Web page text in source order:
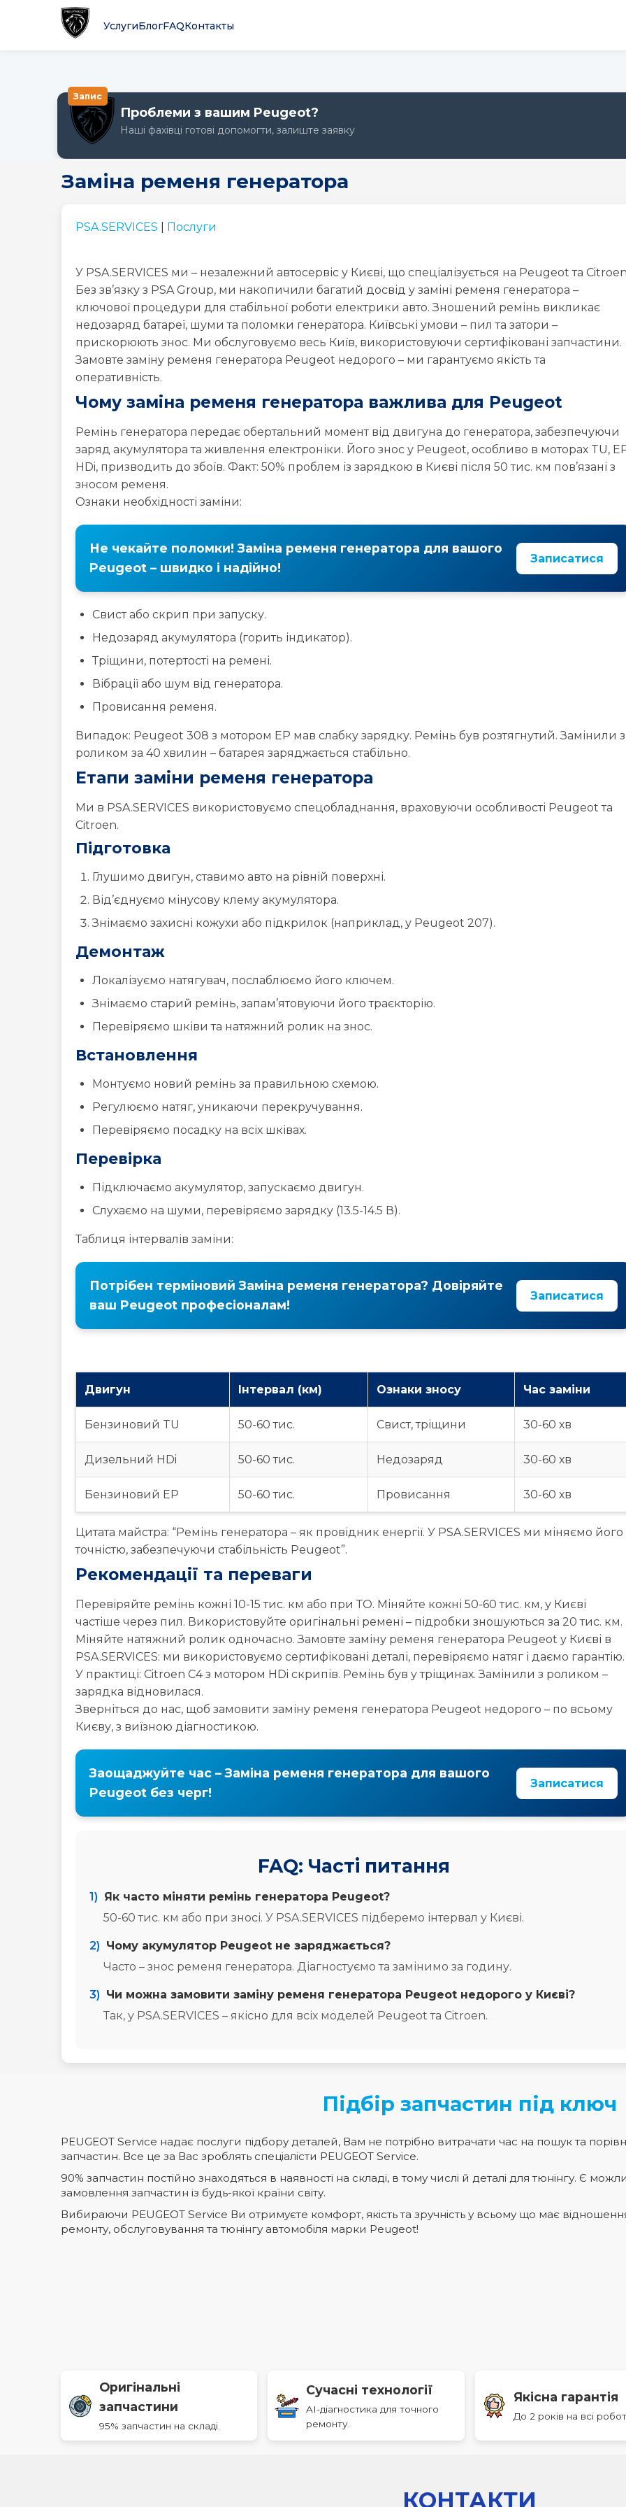
УслугиБлогFAQКонтакты
Проблеми з вашим Peugeot?
Наші фахівці готові допомогти, залиште заявку
Запис
1007
107
108
2008
206
207
Peugeot
308
Peugeot
4007
Peugeot
4008
Peugeot
407
Peugeot
408
Peugeot
5008
BOXER
Peugeot
Peugeot
Peugeot
Заміна ременя генератора
PSA.SERVICES Послуги
У PSA.SERVICES ми – незалежний автосервіс у Києві, що спеціалізується на Peugeot та
Без зв’язку з PSA Group, ми накопичили багатий досвід у заміні ременя генератора –
ключової процедури для стабільної роботи електрики авто. Зношений ремінь викликає
недозаряд батареї, шуми та поломки генератора. Київські умови – пил та затори –
прискорюють знос. Ми обслуговуємо весь Київ, використовуючи сертифіковані запчастини.
Замовте заміну ременя генератора Peugeot недорого – ми гарантуємо якість та
оперативність.
Чому заміна ременя генератора важлива для Peugeot
Ремінь генератора передає обертальний момент від двигуна до генератора, забезпечуючи
заряд акумулятора та живлення електроніки. Його знос у Peugeot, особливо в моторах TU,
HDi, призводить до збоїв. Факт: 50% проблем із зарядкою в Києві після 50 тис. км пов’язані з
зносом ременя.
Ознаки необхідності заміни:
Не чекайте поломки! Заміна ременя генератора для вашого
Peugeot – швидко і надійно!
Записатися
Свист або скрип при запуску.
Недозаряд акумулятора (горить індикатор).
Тріщини, потертості на ремені.
Вібрації або шум від генератора.
Провисання ременя.
Випадок: Peugeot 308 з мотором EP мав слабку зарядку. Ремінь був розтягнутий. Замінили з
роликом за 40 хвилин – батарея заряджається стабільно.
Етапи заміни ременя генератора
Ми в PSA.SERVICES використовуємо спецобладнання, враховуючи особливості Peugeot та
Citroen.
Підготовка
Глушимо двигун, ставимо авто на рівній поверхні.
Від’єднуємо мінусову клему акумулятора.
Знімаємо захисні кожухи або підкрилок (наприклад, у Peugeot 207).
Демонтаж
Локалізуємо натягувач, послаблюємо його ключем.
Знімаємо старий ремінь, запам’ятовуючи його траєкторію.
Перевіряємо шківи та натяжний ролик на знос.
Встановлення
Монтуємо новий ремінь за правильною схемою.
Регулюємо натяг, уникаючи перекручування.
Перевіряємо посадку на всіх шківах.
Перевірка
Підключаємо акумулятор, запускаємо двигун.
Слухаємо на шуми, перевіряємо зарядку (13.5-14.5 В).
Таблиця інтервалів заміни:
Потрібен терміновий Заміна ременя генератора? Довіряйте
ваш Peugeot професіоналам!
Записатися
Двигун Інтервал (км) Ознаки зносу Час заміни
Бензиновий TU 50-60 тис. Свист, тріщини 30-60 хв
Дизельний HDi 50-60 тис. Недозаряд 30-60 хв
Бензиновий EP 50-60 тис. Провисання 30-60 хв
Цитата майстра: “Ремінь генератора – як провідник енергії. У PSA.SERVICES ми міняємо його
точністю, забезпечуючи стабільність Peugeot”.
Рекомендації та переваги
Перевіряйте ремінь кожні 10-15 тис. км або при ТО. Міняйте кожні 50-60 тис. км, у Києві
частіше через пил. Використовуйте оригінальні ремені – підробки зношуються за 20 тис. км.
Міняйте натяжний ролик одночасно. Замовте заміну ременя генератора Peugeot у Києві в
PSA.SERVICES: ми використовуємо сертифіковані деталі, перевіряємо натяг і даємо гарантію.
У практиці: Citroen C4 з мотором HDi скрипів. Ремінь був у тріщинах. Замінили з роликом –
зарядка відновилася.
Зверніться до нас, щоб замовити заміну ременя генератора Peugeot недорого – по всьому
Києву, з виїзною діагностикою.
Заощаджуйте час – Заміна ременя генератора для вашого
Peugeot без черг!
Записатися
FAQ: Часті питання
1) Як часто міняти ремінь генератора Peugeot?
50-60 тис. км або при зносі. У PSA.SERVICES підберемо інтервал у Києві.
2) Чому акумулятор Peugeot не заряджається?
Часто – знос ременя генератора. Діагностуємо та замінимо за годину.
3) Чи можна замовити заміну ременя генератора Peugeot недорого у Києві?
Так, у PSA.SERVICES – якісно для всіх моделей Peugeot та Citroen.
Підбір запчастин під ключ
PEUGEOT Service надає послуги підбору деталей, Вам не потрібно витрачати час на пошук та
запчастин. Все це за Вас зроблять спеціалісти PEUGEOT Service.
90% запчастин постійно знаходяться в наявності на складі, в тому числі й деталі для тюнінгу. Є
замовлення запчастин із будь-якої країни світу.
Вибираючи PEUGEOT Service Ви отримуєте комфорт, якість та зручність у всьому що має
ремонту, обслуговування та тюнінгу автомобіля марки Peugeot!
Оригінальні
запчастини
95% запчастин на складі.
Сучасні технології
AI-діагностика для точного
ремонту.
Якісна гарантія
До 2 років на всі
КОНТАКТИ